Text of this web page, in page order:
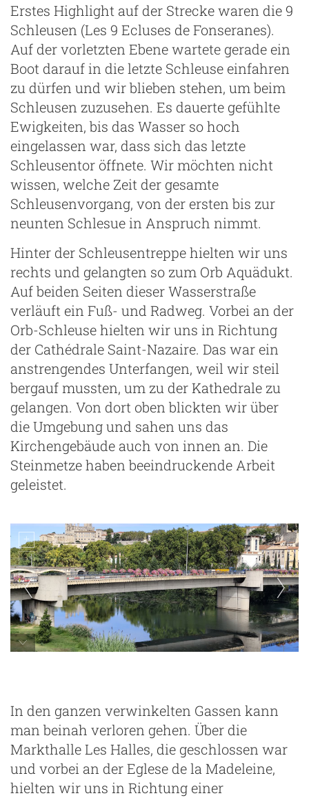
Erstes Highlight auf der Strecke waren die 9
Schleusen (Les 9 Ecluses de Fonseranes).
Auf der vorletzten Ebene wartete gerade ein
Boot darauf in die letzte Schleuse einfahren
zu dürfen und wir blieben stehen, um beim
Schleusen zuzusehen. Es dauerte gefühlte
Ewigkeiten, bis das Wasser so hoch
eingelassen war, dass sich das letzte
Schleusentor öffnete. Wir möchten nicht
wissen, welche Zeit der gesamte
Schleusenvorgang, von der ersten bis zur
neunten Schlesue in Anspruch nimmt.
Hinter der Schleusentreppe hielten wir uns
rechts und gelangten so zum Orb Aquädukt.
Auf beiden Seiten dieser Wasserstraße
verläuft ein Fuß- und Radweg. Vorbei an der
Orb-Schleuse hielten wir uns in Richtung
der Cathédrale Saint-Nazaire. Das war ein
anstrengendes Unterfangen, weil wir steil
bergauf mussten, um zu der Kathedrale zu
gelangen. Von dort oben blickten wir über
die Umgebung und sahen uns das
Kirchengebäude auch von innen an. Die
Steinmetze haben beeindruckende Arbeit
geleistet.
In den ganzen verwinkelten Gassen kann
man beinah verloren gehen. Über die
Markthalle Les Halles, die geschlossen war
und vorbei an der Eglese de la Madeleine,
hielten wir uns in Richtung einer